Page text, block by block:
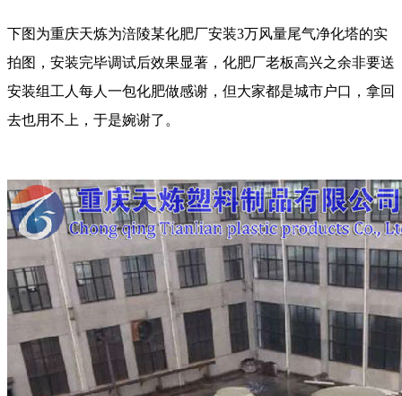
下图为重庆天炼为涪陵某化肥厂安装3万风量尾气净化塔的实
拍图，安装完毕调试后效果显著，化肥厂老板高兴之余非要送
安装组工人每人一包化肥做感谢，但大家都是城市户口，拿回
去也用不上，于是婉谢了。